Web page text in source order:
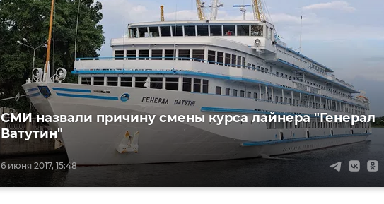
6 июня 2017, 15:48
СМИ назвали причину смены курса лайнера "Генерал
Ватутин"